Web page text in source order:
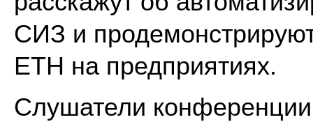
СИЗ и
ЕТН на предприятиях.
Слушатели конференции